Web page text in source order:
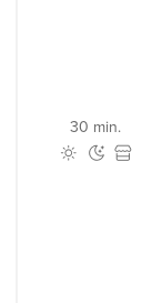
30 min.